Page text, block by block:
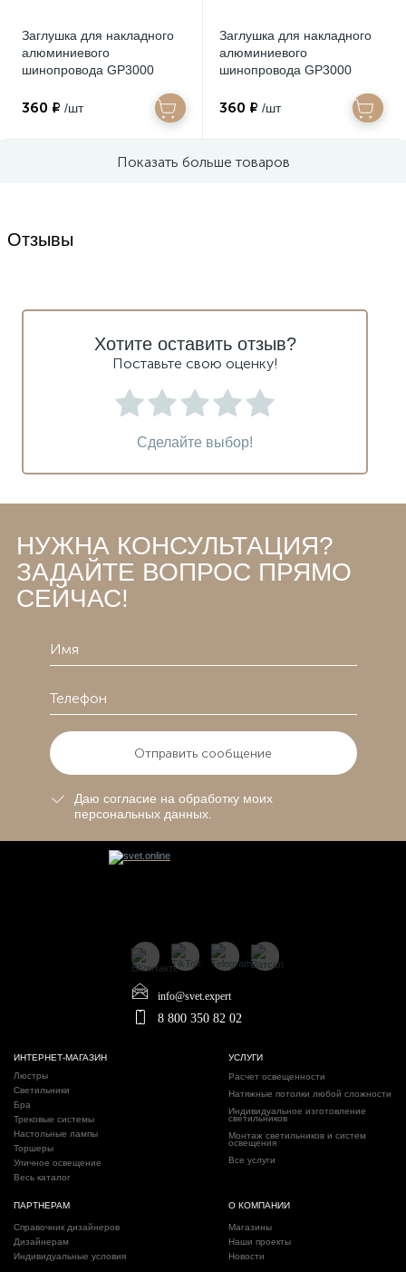
Заглушка для накладного
алюминиевого
шинопровода GP3000
черный 35*67
360 ₽ /шт
Заглушка для накладного
алюминиевого
шинопровода GP3000
серебро 35*67
360 ₽ /шт
Показать больше товаров
Отзывы
Хотите оставить отзыв?
Поставьте свою оценку!
Сделайте выбор!
НУЖНА КОНСУЛЬТАЦИЯ?
ЗАДАЙТЕ ВОПРОС ПРЯМО
СЕЙЧАС!
Отправить сообщение
Даю согласие на обработку моих
персональных данных.
info@svet.expert
8 800 350 82 02
ИНТЕРНЕТ-МАГАЗИН
Люстры
Светильники
Бра
Трековые системы
Настольные лампы
Торшеры
Уличное освещение
Весь каталог
УСЛУГИ
Расчет освещенности
Натяжные потолки любой сложности
Индивидуальное изготовление
светильников
Монтаж светильников и систем
освещения
Все услуги
О КОМПАНИИ
Магазины
Наши проекты
Новости
ПАРТНЕРАМ
Справочник дизайнеров
Дизайнерам
Индивидуальные условия